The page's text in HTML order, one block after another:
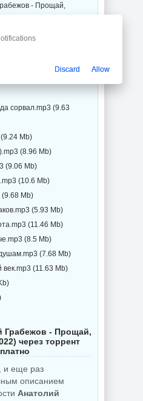
- Прощай,
(9.54 Mb)
сорвал.mp3 (9.63
Mb)
(8.96 Mb)
(9.06 Mb)
(10.6 Mb)
(9.68 Mb)
(5.93 Mb)
(11.46 Mb)
(8.5 Mb)
(7.68 Mb)
(11.63 Mb)
Грабежов - Прощай,
через торрент
и еще раз
описанием
Анатолий
Discard Allow